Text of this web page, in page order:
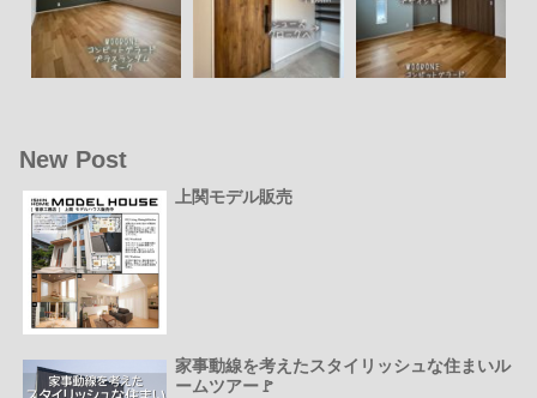
New Post
上関モデル販売
家事動線を考えたスタイリッシュな住まいル
ームツアー🚩